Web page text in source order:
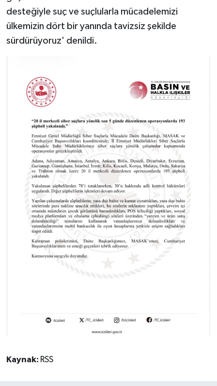
desteğiyle suç ve suçlularla mücadelemizi
ülkemizin dört bir yanında tavizsiz şekilde
sürdürüyoruz' denildi.
Kaynak: RSS